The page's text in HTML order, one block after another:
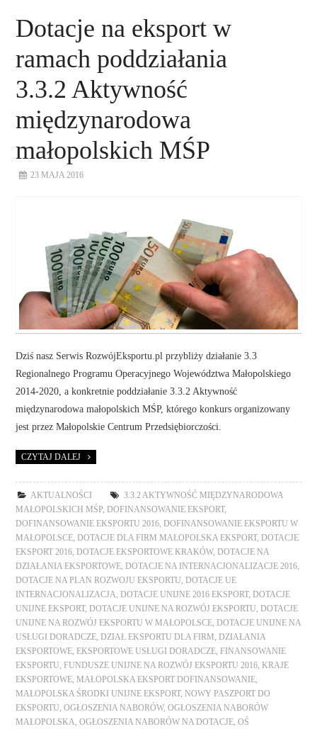
Dotacje na eksport w
ramach poddziałania
3.3.2 Aktywność
międzynarodowa
małopolskich MŚP
23 MAJA 2016
Dziś nasz Serwis RozwójEksportu.pl przybliży działanie 3.3
Regionalnego Programu Operacyjnego Województwa Małopolskiego
2014-2020, a konkretnie poddziałanie 3.3.2 Aktywność
międzynarodowa małopolskich MŚP, którego konkurs organizowany
jest przez Małopolskie Centrum Przedsiębiorczości.
CZYTAJ DALEJ
AKTUALNOŚCI
3.3.2 AKTYWNOŚĆ MIĘDZYNARODOWA
MAŁOPOLSKICH MŚP ,DOFINANSOWANIE EKSPORT,
DOFINANSOWANIE EKSPORTU 2016 ,DOFINANSOWANIE EKSPORTU W
MAŁOPOLSCE ,DOTACJE DLA FIRM MAŁOPOLSKA EKSPORT,DOTACJE
EKSPORT 2016 ,DOTACJE EKSPORTOWE KRAKÓW,DOTACJE NA
DZIAŁANIA EKSPORTOWE ,DOTACJE NA INTERNACJONALIZACJE 2016
DOTACJE NA PLAN ROZWOJU EKSPORTU ,DOTACJE UE
INTERNACJONALIZACJA ,DOTACJE UNIJNE 2016 EKSPORT,DOTACJE
UNIJNE EKSPORT,DOTACJE UNIJNE NA ROZWÓJ EKSPORTU ,DOTACJE
UNIJNE NA ROZWÓJ EKSPORTU W MAŁOPOLSCE ,DOTACJE UNIJNE NA
USŁUGI DORADCZE ,DZIAŁ EKSPORTU DLA FIRM ,DZIAŁANIA
EKSPORTOWE ,EKSPORTOWE USŁUGI DORADCZE ,FINANSOWANIE
EKSPORTU ,FUNDUSZE UNIJNE NA ROZWÓJ EKSPORTU 2016 ,KRAJE
EKSPORTOWE ,MAŁOPOLSKA EKSPORT DOFINANSOWANIE
MAŁOPOLSKA ŚRODKI UNIJNE EKSPORT,NOWY PASZPORT DO
EKSPORTU ,OGŁOSZENIA NABORÓW,OGŁOSZENIA NABORÓW
MAŁOPOLSKA ,OGŁOSZENIA NABORÓW NA DOTACJE ,OŚ